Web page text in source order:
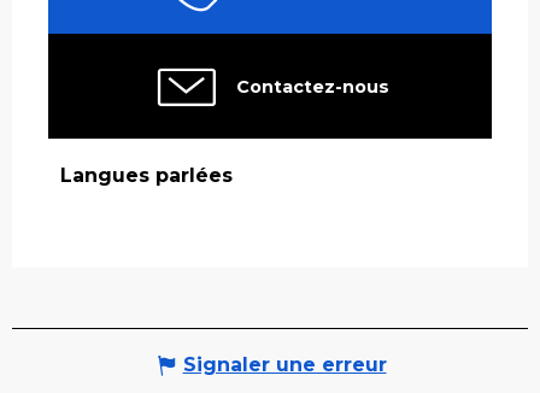
Contactez-nous
Langues parlées
Langues parlées
Signaler une erreur